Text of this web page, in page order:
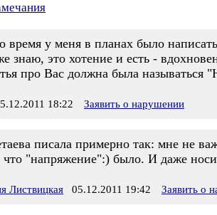
время у меня в планах было
знаю, это хотение и есть -
про Вас должна была называться
18:22 Заявить о нарушении
писала примерно так: мне не
что "напряжение":) было. И даже
Листвицкая 05.12.2011 19:42 Заявить о